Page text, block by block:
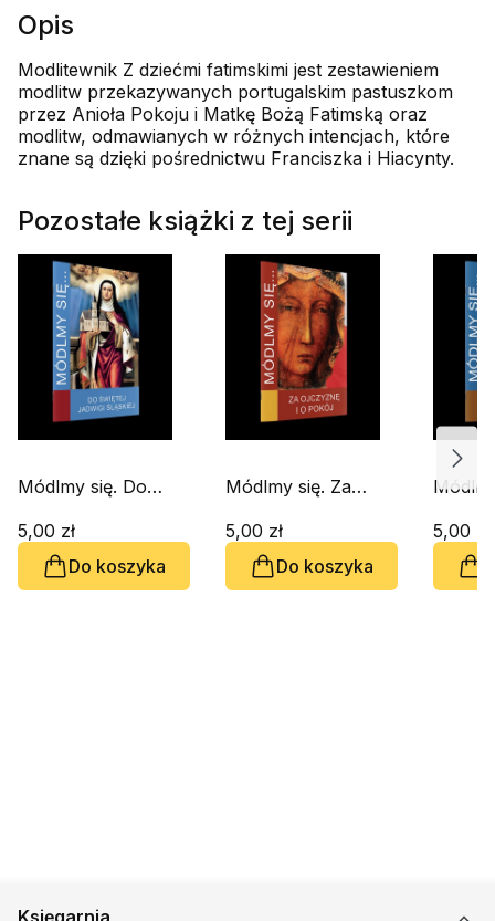
Opis
Modlitewnik Z dziećmi fatimskimi jest zestawieniem
modlitw przekazywanych portugalskim pastuszkom
przez Anioła Pokoju i Matkę Bożą Fatimską oraz
modlitw, odmawianych w różnych intencjach, które
znane są dzięki pośrednictwu Franciszka i Hiacynty.
Pozostałe książki z tej serii
Módlmy się. Do
Śląskiej
5,00 zł
Do koszyka
Módlmy się. Za
5,00 zł
Do koszyka
5,00 zł
Księgarnia